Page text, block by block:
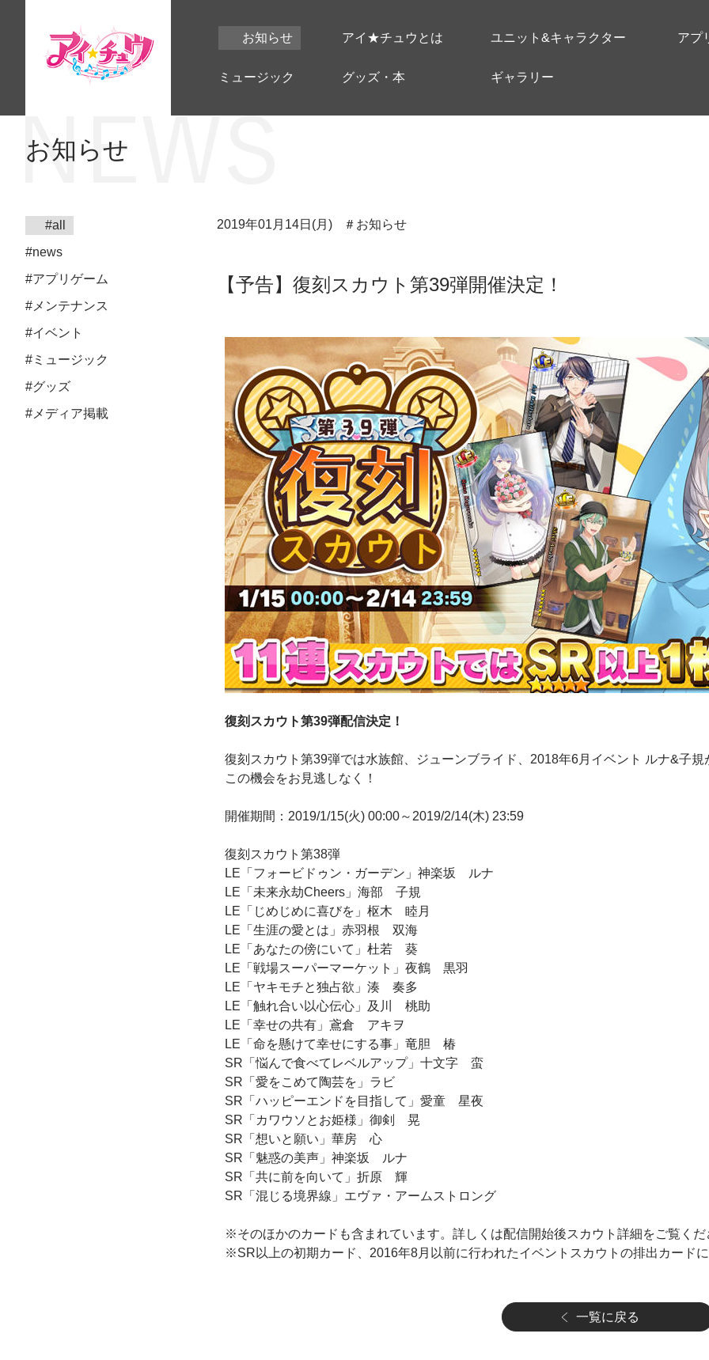
お知らせ アイ★チュウとは ユニット&キャラクター アプ
ミュージック グッズ・本 ギャラリー
お知らせ
#all
#news
#アプリゲーム
#メンテナンス
#イベント
#ミュージック
#グッズ
#メディア掲載
2019年01月14日(月) ＃お知らせ
【予告】復刻スカウト第39弾開催決定！
復刻スカウト第39弾配信決定！
復刻スカウト第39弾では水族館、ジューンブライド、2018年6月イベント ルナ&子規
この機会をお見逃しなく！
開催期間：2019/1/15(火) 00:00～2019/2/14(木) 23:59
復刻スカウト第38弾
LE「フォービドゥン・ガーデン」神楽坂 ルナ
LE「未来永劫Cheers」海部 子規
LE「じめじめに喜びを」枢木 睦月
LE「生涯の愛とは」赤羽根 双海
LE「あなたの傍にいて」杜若 葵
LE「戦場スーパーマーケット」夜鶴 黒羽
LE「ヤキモチと独占欲」湊 奏多
LE「触れ合い以心伝心」及川 桃助
LE「幸せの共有」鳶倉 アキヲ
LE「命を懸けて幸せにする事」竜胆 椿
SR「悩んで食べてレベルアップ」十文字 蛮
SR「愛をこめて陶芸を」ラビ
SR「ハッピーエンドを目指して」愛童 星夜
SR「カワウソとお姫様」御剣 晃
SR「想いと願い」華房 心
SR「魅惑の美声」神楽坂 ルナ
SR「共に前を向いて」折原 輝
SR「混じる境界線」エヴァ・アームストロング
※そのほかのカードも含まれています。詳しくは配信開始後スカウト詳細をご覧くだ
※SR以上の初期カード、2016年8月以前に行われたイベントスカウトの排出カード
一覧に戻る